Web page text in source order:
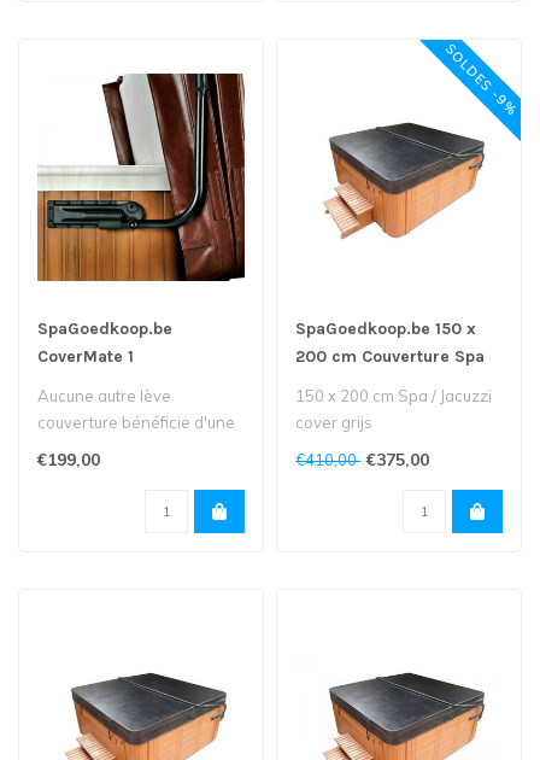
SpaGoedkoop.be
CoverMate 1
Aucune autre lève
couverture bénéficie d'une
forte demande grâce à sa
€199,00
SOLDES -9%
SpaGoedkoop.be 150 x
200 cm Couverture Spa
150 x 200 cm Spa / Jacuzzi
cover grijs
€410,00 €375,00